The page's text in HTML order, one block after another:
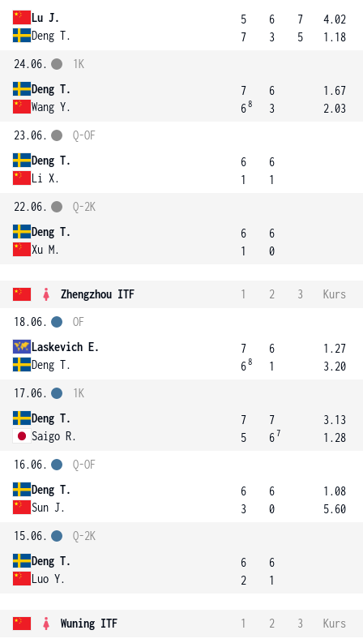
Lu J.
Deng T.
5
7
6
3
7
5
4.02
1.18
24.06.
Deng T.
Wang Y.
1K
7
68
6
3
1.67
2.03
23.06.
Deng T.
Li X.
Q-OF
6
1
6
1
22.06.
Deng T.
Xu M.
Q-2K
6
1
6
0
Zhengzhou ITF 1 2 3
Kurs
18.06.
Laskevich E.
Deng T.
OF
7
68
6
1
1.27
3.20
17.06.
Deng T.
Saigo R.
1K
7
5
7
67
3.13
1.28
16.06.
Deng T.
Sun J.
Q-OF
6
3
6
0
1.08
5.60
15.06.
Deng T.
Luo Y.
Q-2K
6
2
6
1
Wuning ITF 1 2 3
Kurs